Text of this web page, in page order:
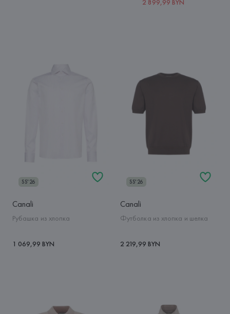
2 899,99 BYN
SS'26
Canali
Рубашка из хлопка
1 069,99 BYN
SS'26
Canali
Футболка из хлопка и шелка
2 219,99 BYN